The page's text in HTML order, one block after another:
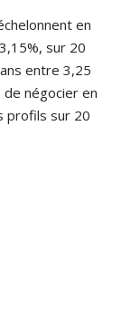
en
sur 20
entre 3,25
négocier en
profils sur 20